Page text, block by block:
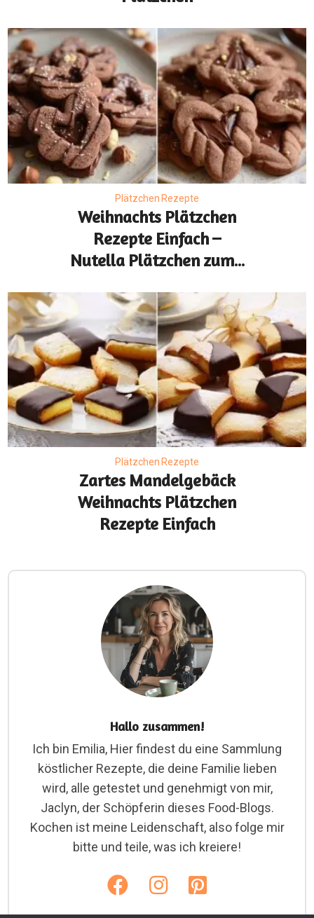
Plätzchen Rezepte
Weihnachts Plätzchen
Rezepte Einfach –
Nutella Plätzchen zum...
Plätzchen Rezepte
Zartes Mandelgebäck
Weihnachts Plätzchen
Rezepte Einfach
Hallo zusammen!
Ich bin Emilia, Hier findest du eine Sammlung
köstlicher Rezepte, die deine Familie lieben
wird, alle getestet und genehmigt von mir,
Jaclyn, der Schöpferin dieses Food-Blogs.
Kochen ist meine Leidenschaft, also folge mir
bitte und teile, was ich kreiere!